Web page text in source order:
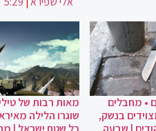
• מחבלים
בנשק,
מאות רבות של
שוגרו הלילה